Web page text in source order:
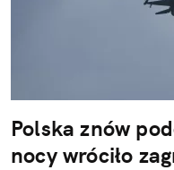
Polska znów
nocy wróciło